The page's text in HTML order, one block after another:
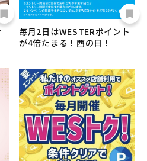
毎月2日はWESTERポイント
が4倍たまる！西の日！